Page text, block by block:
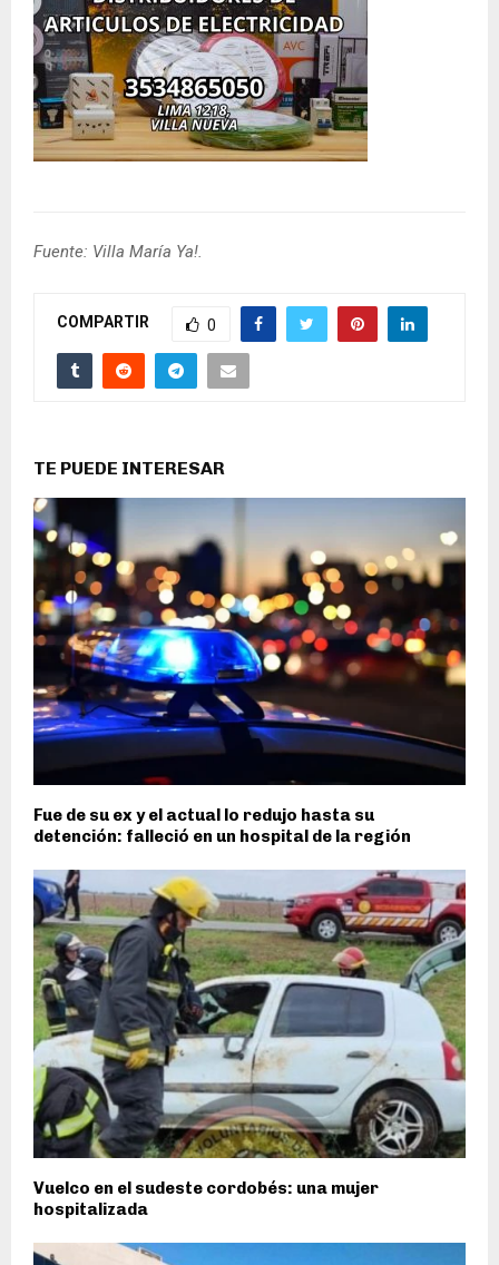
Fuente: Villa María Ya!.
COMPARTIR 0
TE PUEDE INTERESAR
Fue de su ex y el actual lo redujo hasta su
detención: falleció en un hospital de la región
Vuelco en el sudeste cordobés: una mujer
hospitalizada